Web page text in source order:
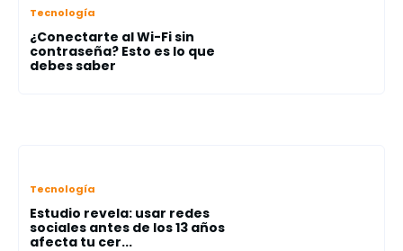
Tecnología
¿Conectarte al Wi-Fi sin
contraseña? Esto es lo que
debes saber
Tecnología
Estudio revela: usar redes
sociales antes de los 13 años
afecta tu cer...